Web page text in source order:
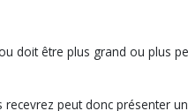
doit être plus grand ou plus
peut donc présenter